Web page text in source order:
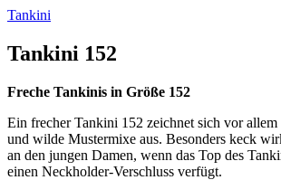
Tankini
Tankini 152
Freche Tankinis in Größe 152
Ein frecher Tankini 152 zeichnet sich vor allem
und wilde Mustermixe aus. Besonders keck
an den jungen Damen, wenn das Top des
einen Neckholder-Verschluss verfügt.